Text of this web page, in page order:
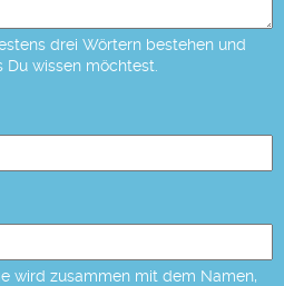
drei Wörtern bestehen und
Du wissen möchtest.
wird zusammen mit dem Namen,